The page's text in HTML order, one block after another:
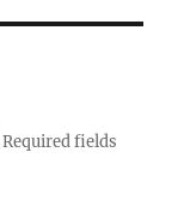
Required fields